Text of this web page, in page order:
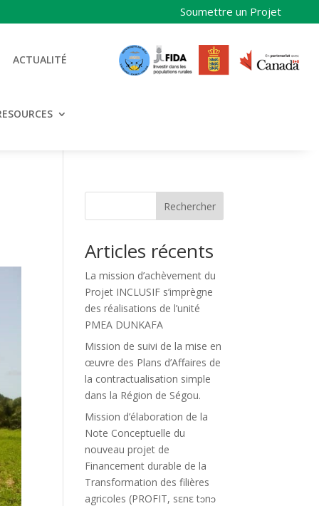
Soumettre un Projet
ACTUALITÉ
Rechercher
Articles récents
La mission d’achèvement du
Projet INCLUSIF s’imprègne
des réalisations de l’unité
PMEA DUNKAFA
Mission de suivi de la mise en
œuvre des Plans d’Affaires de
la contractualisation simple
dans la Région de Ségou.
Mission d’élaboration de la
Note Conceptuelle du
nouveau projet de
Financement durable de la
Transformation des filières
agricoles (PROFIT, sεnε tɔnɔ